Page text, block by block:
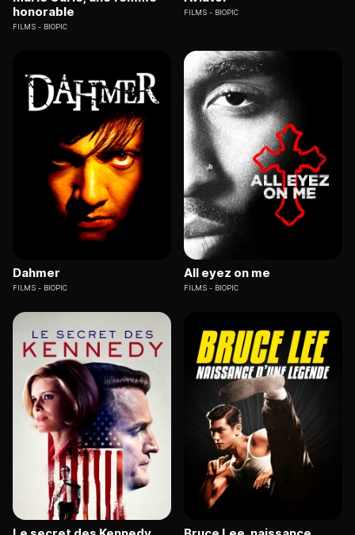
honorable
FILMS BIOPIC
FILMS BIOPIC
Dahmer
FILMS BIOPIC
All eyez on me
FILMS BIOPIC